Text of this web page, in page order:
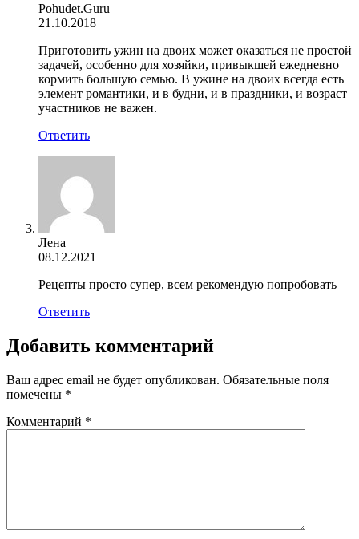
Pohudet.Guru
21.10.2018
Приготовить ужин на двоих может оказаться не простой
задачей, особенно для хозяйки, привыкшей ежедневно
кормить большую семью. В ужине на двоих всегда есть
элемент романтики, и в будни, и в праздники, и возраст
участников не важен.
Ответить
Лена
08.12.2021
Рецепты просто супер, всем рекомендую попробовать
Ответить
Добавить комментарий
Ваш адрес email не будет опубликован. Обязательные поля
помечены *
Комментарий *